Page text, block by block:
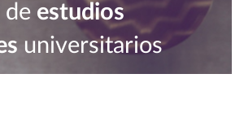
de estudios
universitarios